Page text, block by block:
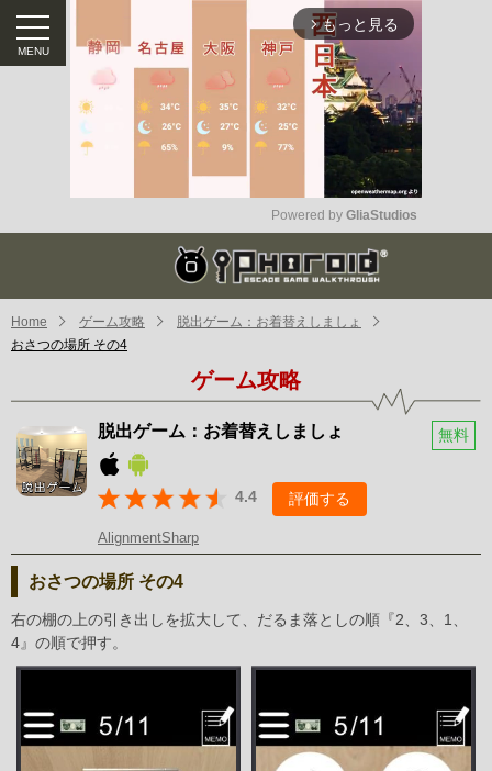
arrow_forward_ios もっと見る
Mute
Powered by GliaStudios
Home ゲーム攻略
脱出ゲーム：お着替えしましょ
おさつの場所 その4
ゲーム攻略
脱出ゲーム：お着替えしましょ 無料
4.4 評価する
AlignmentSharp
おさつの場所 その4
右の棚の上の引き出しを拡大して、だるま落としの順『2、3、1、
4』の順で押す。